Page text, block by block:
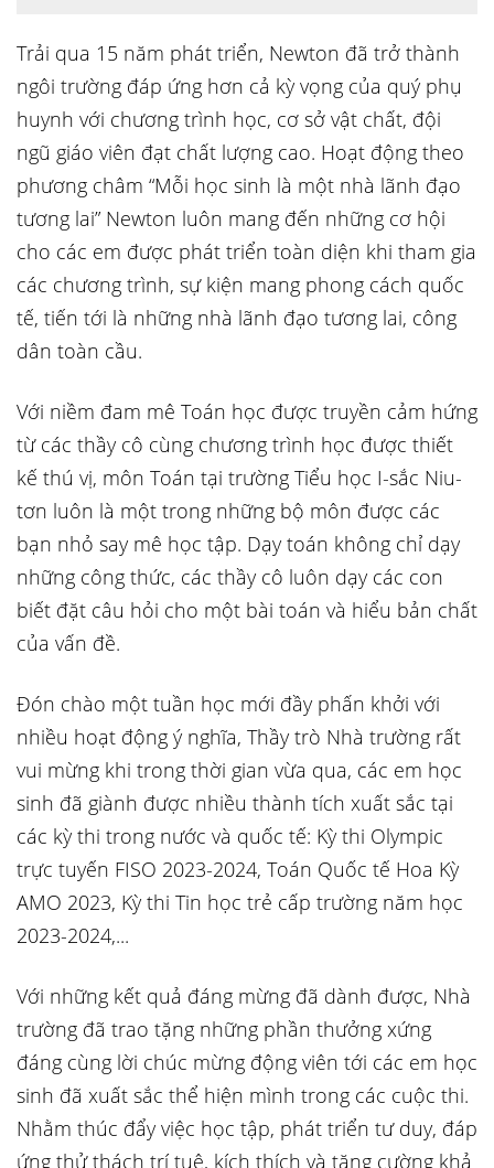
Trải qua 15 năm phát triển, Newton đã trở thành
ngôi trường đáp ứng hơn cả kỳ vọng của quý phụ
huynh với chương trình học, cơ sở vật chất, đội
ngũ giáo viên đạt chất lượng cao. Hoạt động theo
phương châm “Mỗi học sinh là một nhà lãnh đạo
tương lai” Newton luôn mang đến những cơ hội
cho các em được phát triển toàn diện khi tham gia
các chương trình, sự kiện mang phong cách quốc
tế, tiến tới là những nhà lãnh đạo tương lai, công
dân toàn cầu.
Với niềm đam mê Toán học được truyền cảm hứng
từ các thầy cô cùng chương trình học được thiết
kế thú vị, môn Toán tại trường Tiểu học I-sắc Niu-
tơn luôn là một trong những bộ môn được các
bạn nhỏ say mê học tập. Dạy toán không chỉ dạy
những công thức, các thầy cô luôn dạy các con
biết đặt câu hỏi cho một bài toán và hiểu bản chất
của vấn đề.
Đón chào một tuần học mới đầy phấn khởi với
nhiều hoạt động ý nghĩa, Thầy trò Nhà trường rất
vui mừng khi trong thời gian vừa qua, các em học
sinh đã giành được nhiều thành tích xuất sắc tại
các kỳ thi trong nước và quốc tế: Kỳ thi Olympic
trực tuyến FISO 2023-2024, Toán Quốc tế Hoa Kỳ
AMO 2023, Kỳ thi Tin học trẻ cấp trường năm học
2023-2024,...
Với những kết quả đáng mừng đã dành được, Nhà
trường đã trao tặng những phần thưởng xứng
đáng cùng lời chúc mừng động viên tới các em học
sinh đã xuất sắc thể hiện mình trong các cuộc thi.
Nhằm thúc đẩy việc học tập, phát triển tư duy, đáp
ứng thử thách trí tuệ, kích thích và tăng cường khả